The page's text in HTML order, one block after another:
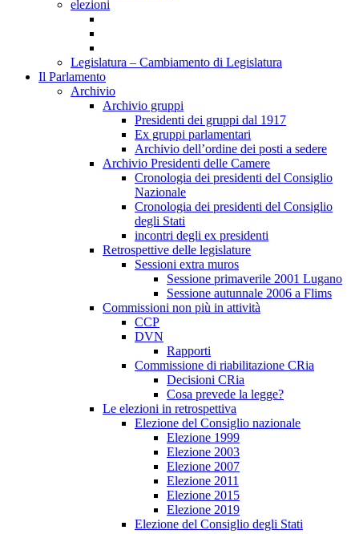
elezioni
Legislatura – Cambiamento di Legislatura
Il Parlamento
Archivio
Archivio gruppi
Presidenti dei gruppi dal 1917
Ex gruppi parlamentari
Archivio dell’ordine dei posti a sedere
Archivio Presidenti delle Camere
Cronologia dei presidenti del Consiglio
Nazionale
Cronologia dei presidenti del Consiglio
degli Stati
incontri degli ex presidenti
Retrospettive delle legislature
Sessioni extra muros
Sessione primaverile 2001 Lugano
Sessione autunnale 2006 a Flims
Commissioni non più in attività
CCP
DVN
Rapporti
Commissione di riabilitazione CRia
Decisioni CRia
Cosa prevede la legge?
Le elezioni in retrospettiva
Elezione del Consiglio nazionale
Elezione 1999
Elezione 2003
Elezione 2007
Elezione 2011
Elezione 2015
Elezione 2019
Elezione del Consiglio degli Stati